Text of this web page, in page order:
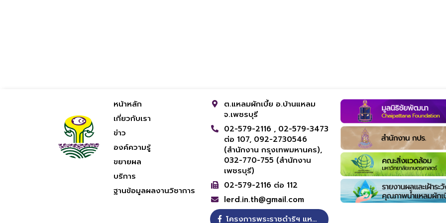
หน้าหลัก
เกี่ยวกับเรา
ข่าว
องค์ความรู้
ขยายผล
บริการ
ฐานข้อมูลผลงานวิชาการ
ต.แหลมผักเบี้ย อ.บ้านแหลม
จ.เพชรบุรี
02-579-2116 , 02-579-3473
ต่อ 107, 092-2730546
(สำนักงาน กรุงเทพมหานคร),
032-770-755 (สำนักงาน
เพชรบุรี)
02-579-2116 ต่อ 112
lerd.in.th@gmail.com
โครงการพระราชดำริฯ แหลมผักเบี้ย